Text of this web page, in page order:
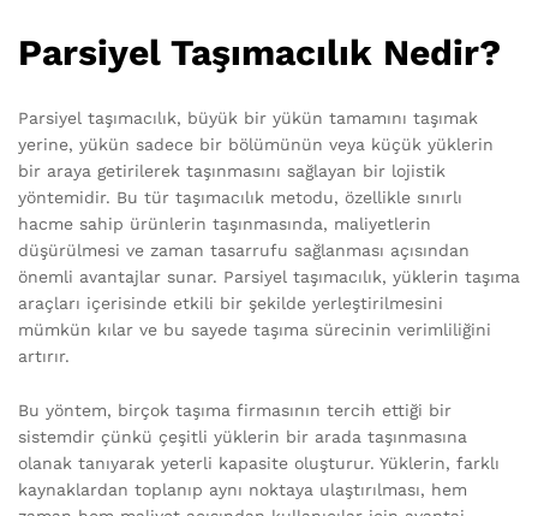
Parsiyel Taşımacılık Nedir?
Parsiyel taşımacılık, büyük bir yükün tamamını taşımak
yerine, yükün sadece bir bölümünün veya küçük yüklerin
bir araya getirilerek taşınmasını sağlayan bir lojistik
yöntemidir. Bu tür taşımacılık metodu, özellikle sınırlı
hacme sahip ürünlerin taşınmasında, maliyetlerin
düşürülmesi ve zaman tasarrufu sağlanması açısından
önemli avantajlar sunar. Parsiyel taşımacılık, yüklerin taşıma
araçları içerisinde etkili bir şekilde yerleştirilmesini
mümkün kılar ve bu sayede taşıma sürecinin verimliliğini
artırır.
Bu yöntem, birçok taşıma firmasının tercih ettiği bir
sistemdir çünkü çeşitli yüklerin bir arada taşınmasına
olanak tanıyarak yeterli kapasite oluşturur. Yüklerin, farklı
kaynaklardan toplanıp aynı noktaya ulaştırılması, hem